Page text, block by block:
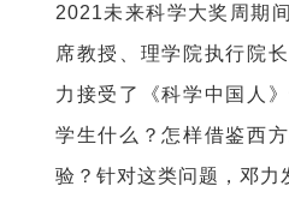
2021未来科学大奖周期
席教授、理学院执行院
力接受了《科学中国人
学生什么？怎样借鉴西
验？针对这类问题，邓力